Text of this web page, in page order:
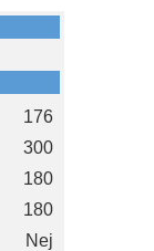
176
300
180
180
Nej